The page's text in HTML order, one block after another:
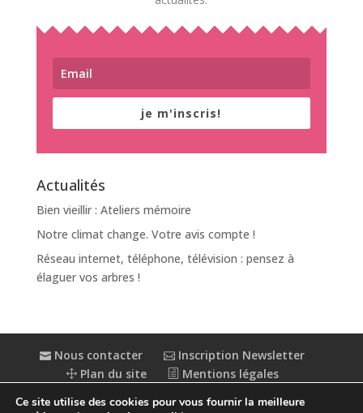
je m'inscris!
Actualités
Bien vieillir : Ateliers mémoire
Notre climat change. Votre avis compte !
Réseau internet, téléphone, télévision : pensez à
élaguer vos arbres !
Nous contacter
Inscription Newsletter
Plan du site
Mentions légales
Ce site utilise des cookies pour vous fournir la meilleure